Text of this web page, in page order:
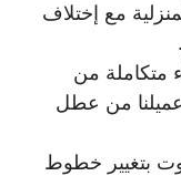
مع إختلاف
متكاملة من
عميلنا من عطل
بتغيير خطوط